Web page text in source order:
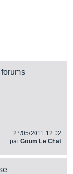
27/05/2011 12:02
parGoum Le Chat